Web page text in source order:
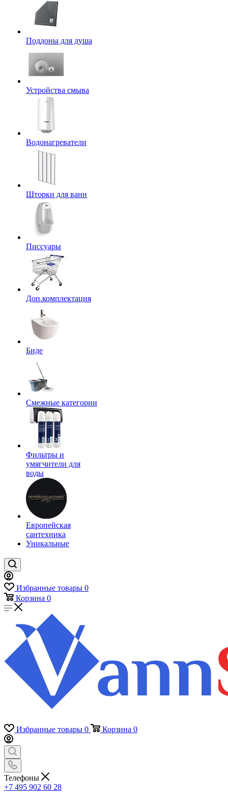
Поддоны для душа
Устройства смыва
Водонагреватели
Шторки для ванн
Писсуары
Доп.комплектация
Биде
Смежные категории
Фильтры и
умягчители для
воды
Европейская
сантехника
Уникальные
Избранные товары 0
Корзина 0
Избранные товары 0 Корзина 0
Телефоны
+7 495 902 60 28